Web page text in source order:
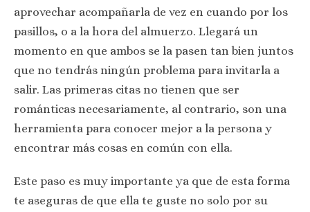
aprovechar acompañarla de vez en cuando por los
pasillos, o a la hora del almuerzo. Llegará un
momento en que ambos se la pasen tan bien juntos
que no tendrás ningún problema para invitarla a
salir. Las primeras citas no tienen que ser
románticas necesariamente, al contrario, son una
herramienta para conocer mejor a la persona y
encontrar más cosas en común con ella.
Este paso es muy importante ya que de esta forma
te aseguras de que ella te guste no solo por su